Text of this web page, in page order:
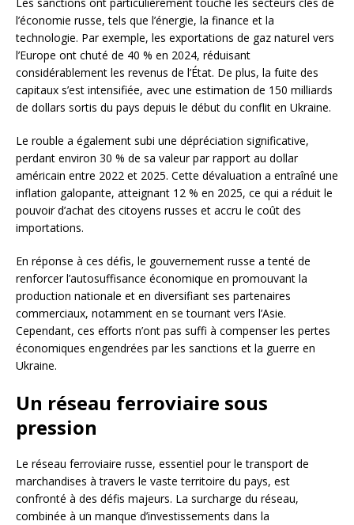
l’économie russe, tels que l’énergie, la finance et la
technologie. Par exemple, les exportations de gaz naturel vers
l’Europe ont chuté de 40 % en 2024, réduisant
considérablement les revenus de l’État. De plus, la fuite des
capitaux s’est intensifiée, avec une estimation de 150 milliards
de dollars sortis du pays depuis le début du conflit en Ukraine.
Le rouble a également subi une dépréciation significative,
perdant environ 30 % de sa valeur par rapport au dollar
américain entre 2022 et 2025. Cette dévaluation a entraîné une
inflation galopante, atteignant 12 % en 2025, ce qui a réduit le
pouvoir d’achat des citoyens russes et accru le coût des
importations.
En réponse à ces défis, le gouvernement russe a tenté de
renforcer l’autosuffisance économique en promouvant la
production nationale et en diversifiant ses partenaires
commerciaux, notamment en se tournant vers l’Asie.
Cependant, ces efforts n’ont pas suffi à compenser les pertes
économiques engendrées par les sanctions et la guerre en
Ukraine.
Un réseau ferroviaire sous
pression
Le réseau ferroviaire russe, essentiel pour le transport de
marchandises à travers le vaste territoire du pays, est
confronté à des défis majeurs. La surcharge du réseau,
combinée à un manque d’investissements dans la